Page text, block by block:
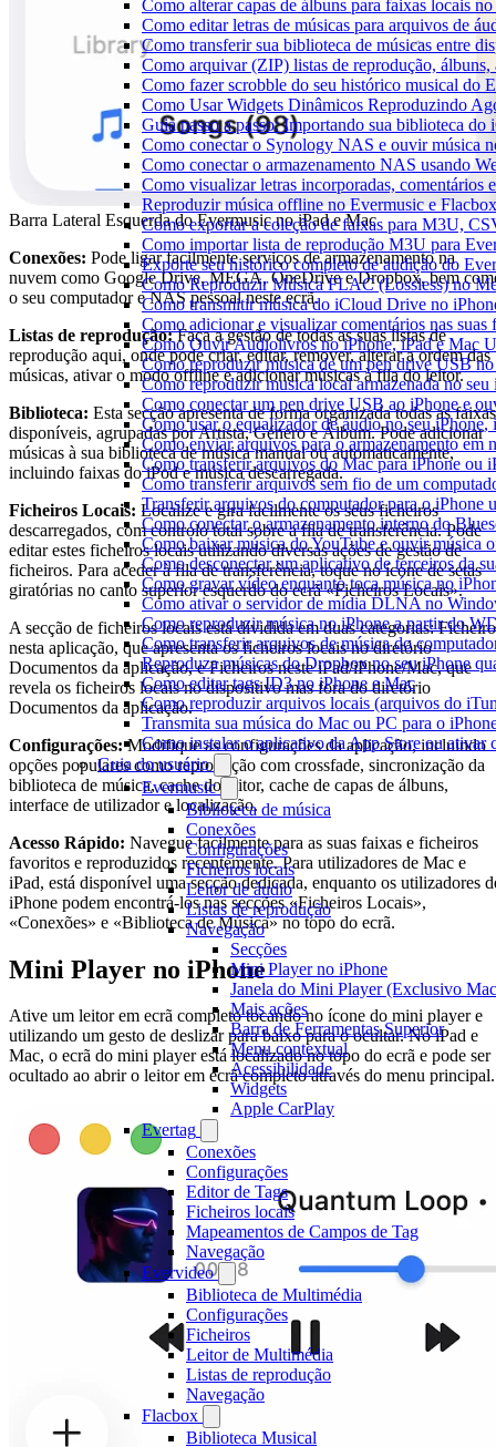
Como alterar capas de álbuns para faixas locais
Como editar letras de músicas para arquivos de
Como transferir sua biblioteca de músicas entre
Como arquivar (ZIP) listas de reprodução,
Como fazer scrobble do seu histórico musical do
Como Usar Widgets Dinâmicos Reproduzindo
Guia passo a passo: Importando sua biblioteca
Como conectar o Synology NAS e ouvir música
Como conectar o armazenamento NAS usando
Como visualizar letras incorporadas,
Reproduzir música offline no Evermusic e
Como exportar a coleção de faixas para M3U,
Como importar lista de reprodução M3U para
Exporte seu histórico completo de audição do
Como Reproduzir Música FLAC (Lossless) no
Como transmitir música do iCloud Drive no
Como adicionar e visualizar comentários nas
Como Ouvir Audiolivros no iPhone, iPad e Mac
Como reproduzir música de um pen drive USB
Como reproduzir musica local armazenada no
Como conectar um pen drive USB ao iPhone e
Como usar o equalizador de áudio no seu
Como enviar arquivos para o armazenamento
Como transferir arquivos do Mac para iPhone ou
Como transferir arquivos sem fio de um
Transferir arquivos do computador para o iPhone
Como conectar o armazenamento interno do
Como baixar música do YouTube e ouvir música
Como desconectar um aplicativo de terceiros da
Como gravar vídeo enquanto toca música no
Como ativar o servidor de mídia DLNA no
Como reproduzir música no iPhone a partir do
Como transferir arquivos de música do
Reproduza músicas do Dropbox no seu iPhone
Como editar tags ID3 no iPhone e Mac
Como reproduzir arquivos locais (arquivos do
Transmita sua música do Mac ou PC para o
Como instalar o aplicativo da App Store ou
Guia do usuário
Evermusic
Biblioteca de música
Conexões
Configurações
Ficheiros locais
Leitor de áudio
Listas de reprodução
Navegação
Secções
Mini Player no iPhone
Janela do Mini Player (Exclusivo
Mais ações
Barra de Ferramentas Superior
Menu contextual
Acessibilidade
Widgets
Apple CarPlay
Evertag
Conexões
Configurações
Editor de Tags
Ficheiros locais
Mapeamentos de Campos de Tag
Navegação
Evervideo
Biblioteca de Multimédia
Configurações
Ficheiros
Leitor de Multimédia
Listas de reprodução
Navegação
Flacbox
Biblioteca Musical
Barra Lateral Esquerda do Evermusic no iPad e Mac
Conexões: Pode ligar facilmente serviços de armazenamento na
nuvem como Google Drive, MEGA, OneDrive e Dropbox, bem
o seu computador e NAS pessoal neste ecrã.
Listas de reprodução:Faça a gestão de todas as suas listas de
reprodução aqui, onde pode criar, editar, remover, alterar a ordem das
músicas, ativar o modo offline e adicionar músicas à fila do leitor.
Biblioteca: Esta secção apresenta de forma organizada todas as faixas
disponíveis, agrupadas por Artista, Género e Álbum. Pode adicionar
músicas à sua biblioteca de música manual ou automaticamente,
incluindo faixas do iPod e música descarregada.
Ficheiros Locais: Localize e gira facilmente os seus ficheiros
descarregados, com controlo total sobre a fila de transferência. Pode
editar estes ficheiros locais utilizando diversas ações de gestão de
ficheiros. Para aceder à fila de transferência, toque no ícone de setas
giratórias no canto superior esquerdo do ecrã «Ficheiros Locais».
A secção de ficheiros locais está dividida em duas categorias:
nesta aplicação, que apresenta os ficheiros locais no diretório
Documentos da aplicação, e Ficheiros neste iPad/iPhone/Mac, que
revela os ficheiros locais no dispositivo mas fora do diretório
Documentos da aplicação.
Configurações:Modifique as configurações da aplicação, incluindo
opções populares como reprodução com crossfade, sincronização da
biblioteca de música, cache do leitor, cache de capas de álbuns,
interface de utilizador e localização.
Acesso Rápido: Navegue facilmente para as suas faixas e ficheiros
favoritos e reproduzidos recentemente. Para utilizadores de Mac e
iPad, está disponível uma secção dedicada, enquanto os utilizadores
iPhone podem encontrá-los nas secções «Ficheiros Locais»,
«Conexões» e «Biblioteca de Música» no topo do ecrã.
Mini Player no iPhone
Ative um leitor em ecrã completo tocando no ícone do mini player e
utilizando um gesto de deslizar para baixo para o ocultar. No iPad e
Mac, o ecrã do mini player está localizado no topo do ecrã e pode ser
ocultado ao abrir o leitor em ecrã completo através do menu principal.